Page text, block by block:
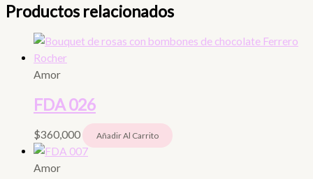
Productos relacionados
Amor
FDA 026
$360,000 Añadir Al Carrito
Amor